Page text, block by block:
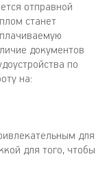
отправной
станет
документов
по
на:
для
для того, чтобы